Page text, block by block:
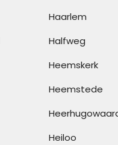
Haarlem
Halfweg
Heemskerk
Heemstede
Heiloo